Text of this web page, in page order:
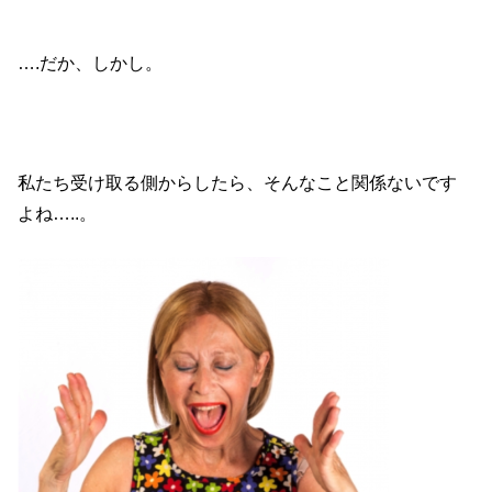
….だか、しかし。
私たち受け取る側からしたら、そんなこと関係ないです
よね…..。